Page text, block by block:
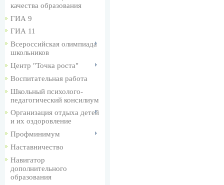
качества образования
ГИА 9
ГИА 11
Всероссийская олимпиада
школьников
Центр "Точка роста"
Воспитательная работа
Школьный психолого-
педагогический консилиум
Организация отдыха детей
и их оздоровление
Профминимум
Наставничество
Навигатор
дополнительного
образования